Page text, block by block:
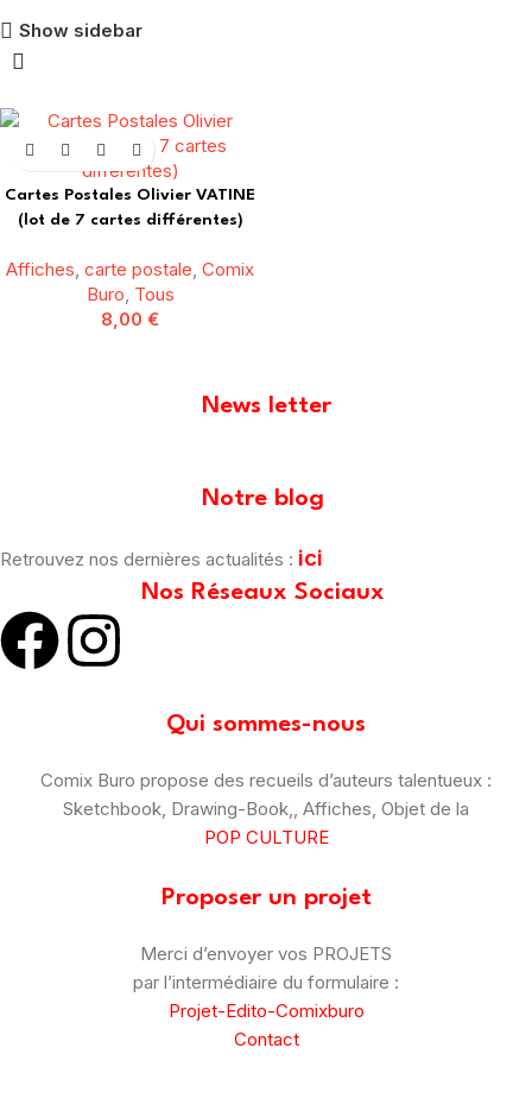
Show sidebar
Cartes Postales Olivier VATINE
(lot de 7 cartes différentes)
Affiches, carte postale, Comix
Buro, Tous
8,00 €
News letter
Notre blog
Retrouvez nos dernières actualités : ici
Nos Réseaux Sociaux
Qui sommes-nous
Comix Buro propose des recueils d’auteurs talentueux :
Sketchbook, Drawing-Book,, Affiches, Objet de la
POP CULTURE
Proposer un projet
Merci d’envoyer vos PROJETS
par l’intermédiaire du formulaire :
Projet-Edito-Comixburo
Contact